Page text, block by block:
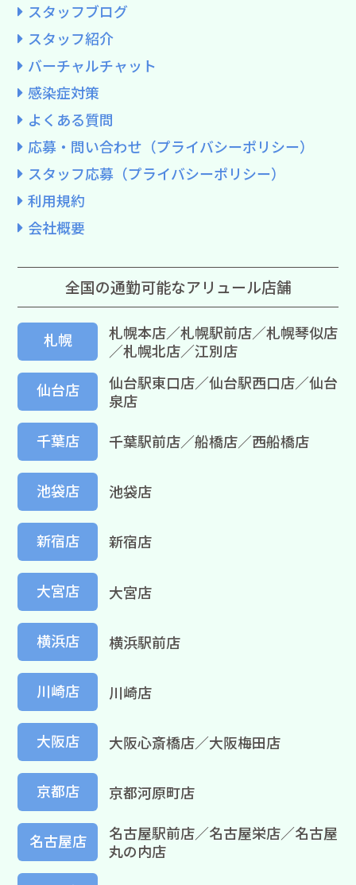
スタッフブログ
スタッフ紹介
バーチャルチャット
感染症対策
よくある質問
応募・問い合わせ（プライバシーポリシー）
スタッフ応募（プライバシーポリシー）
利用規約
会社概要
全国の通勤可能なアリュール店舗
札幌
札幌本店／札幌駅前店／札幌琴似店
／札幌北店／江別店
仙台店
仙台駅東口店／仙台駅西口店／仙台
泉店
千葉店
千葉駅前店／船橋店／西船橋店
池袋店 池袋店
新宿店 新宿店
大宮店 大宮店
横浜店 横浜駅前店
川崎店 川崎店
大阪店 大阪心斎橋店／大阪梅田店
京都店 京都河原町店
名古屋店
名古屋駅前店／名古屋栄店／名古屋
丸の内店